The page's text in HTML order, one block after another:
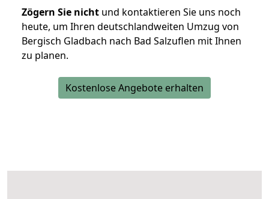
Zögern Sie nicht und kontaktieren Sie uns noch
heute, um Ihren deutschlandweiten Umzug von
Bergisch Gladbach nach Bad Salzuflen mit Ihnen
zu planen.
Kostenlose Angebote erhalten